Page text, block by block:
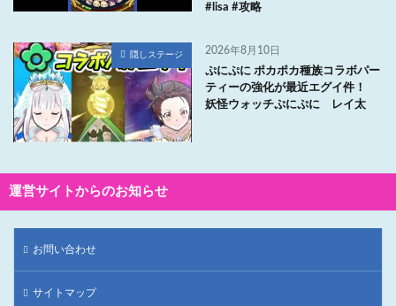
#lisa #攻略
隠しステージ 2026年8月10日
ぷにぷに ポカポカ種族コラボパー
ティーの強化が最近エグイ件！
妖怪ウォッチぷにぷに レイ太
運営サイトからのお知らせ
お問い合わせ
サイトマップ